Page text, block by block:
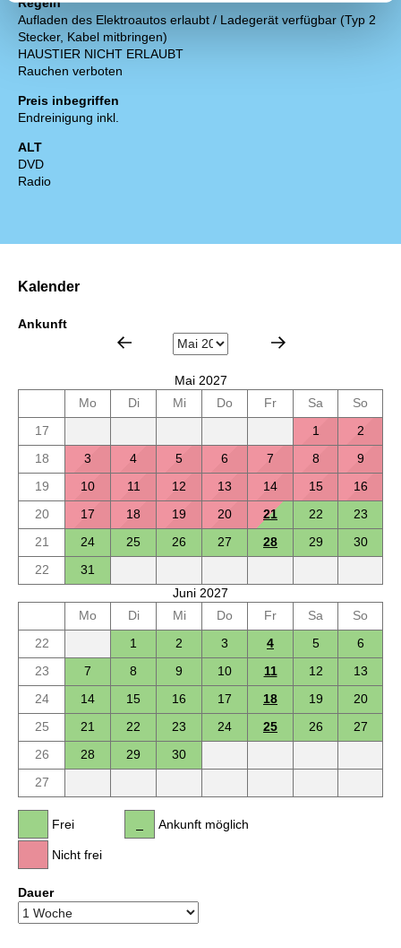
Aufladen des Elektroautos erlaubt / Ladegerät verfügbar (Typ 2
Stecker, Kabel mitbringen)
HAUSTIER NICHT ERLAUBT
Rauchen verboten
Preis inbegriffen
Endreinigung inkl.
ALT
DVD
Radio
Kalender
Ankunft
Mai 2027
Mo
Di Mi Do Fr Sa
So
17
1
2
18
3 4 5 6 7 8
9
19
10 11 12 13 14 15
16
20
17 18 19 20 21 22
23
21
24 25 26 27 28 29
30
22
31
Juni 2027
Mo
Di Mi Do Fr Sa
So
22
1 2 3 4 5
6
23
7 8 9 10 11 12
13
24
14 15 16 17 18 19
20
25
21 22 23 24 25 26
27
26
28 29
30
27
Frei
Nicht frei
Ankunft möglich
Dauer